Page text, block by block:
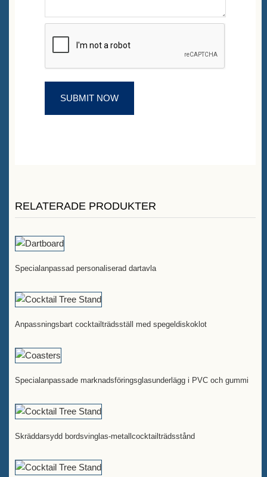
RELATERADE PRODUKTER
Specialanpassad personaliserad dartavla
Anpassningsbart cocktailträdsställ med spegeldiskoklot
Specialanpassade marknadsföringsglasunderlägg i PVC och gummi
Skräddarsydd bordsvinglas-metallcocktailträdsstånd